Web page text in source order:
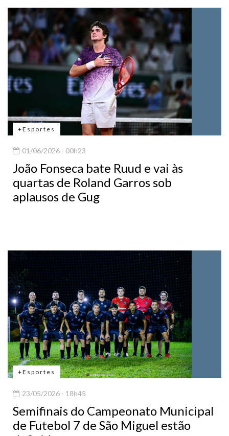
+Esportes
01/06/2026 - 00h23
João Fonseca bate Ruud e vai às
quartas de Roland Garros sob
aplausos de Gug
+Esportes
23/05/2026 - 18h45
Semifinais do Campeonato Municipal
de Futebol 7 de São Miguel estão